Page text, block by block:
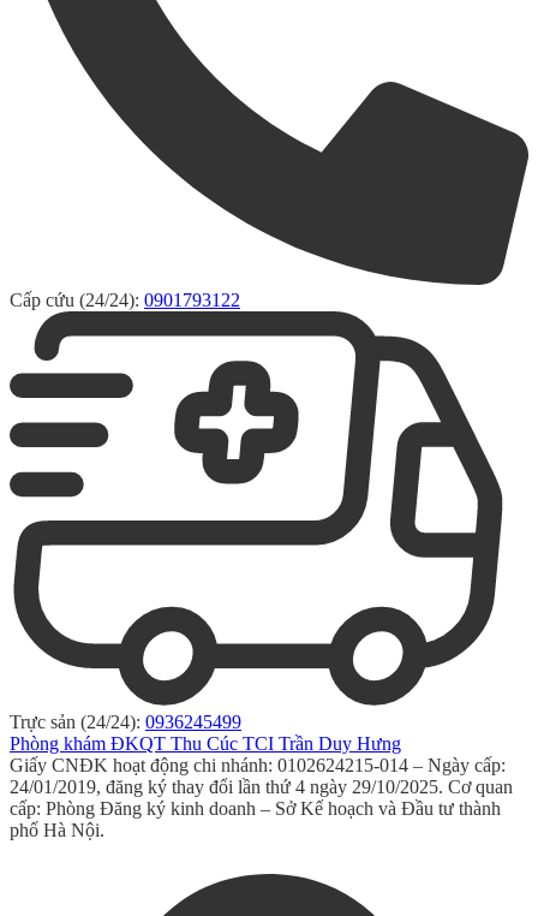
Cấp cứu (24/24): 0901793122
Trực sản (24/24): 0936245499
Phòng khám ĐKQT Thu Cúc TCI Trần Duy Hưng
Giấy CNĐK hoạt động chi nhánh: 0102624215-014 – Ngày cấp:
24/01/2019, đăng ký thay đổi lần thứ 4 ngày 29/10/2025. Cơ quan
cấp: Phòng Đăng ký kinh doanh – Sở Kế hoạch và Đầu tư thành
phố Hà Nội.